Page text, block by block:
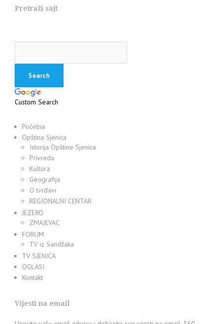
Pretraži sajt
Custom Search
Početna
Opština Sjenica
Istorija Opštine Sjenica
Privreda
Kultura
Geografija
O tvrđavi
REGIONALNI CENTAR
JEZERO
ZMAJEVAC
FORUM
TV iz Sandžaka
TV SJENICA
OGLASI
Kontakt
Vijesti na email